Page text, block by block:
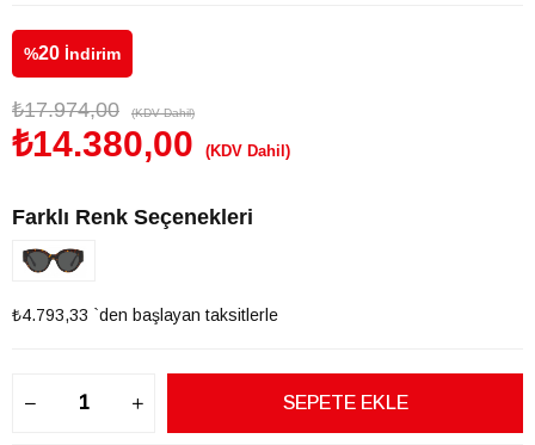
%20 İndirim
₺17.974,00 (KDV Dahil)
₺14.380,00 (KDV Dahil)
Farklı Renk Seçenekleri
₺4.793,33 `den başlayan taksitlerle